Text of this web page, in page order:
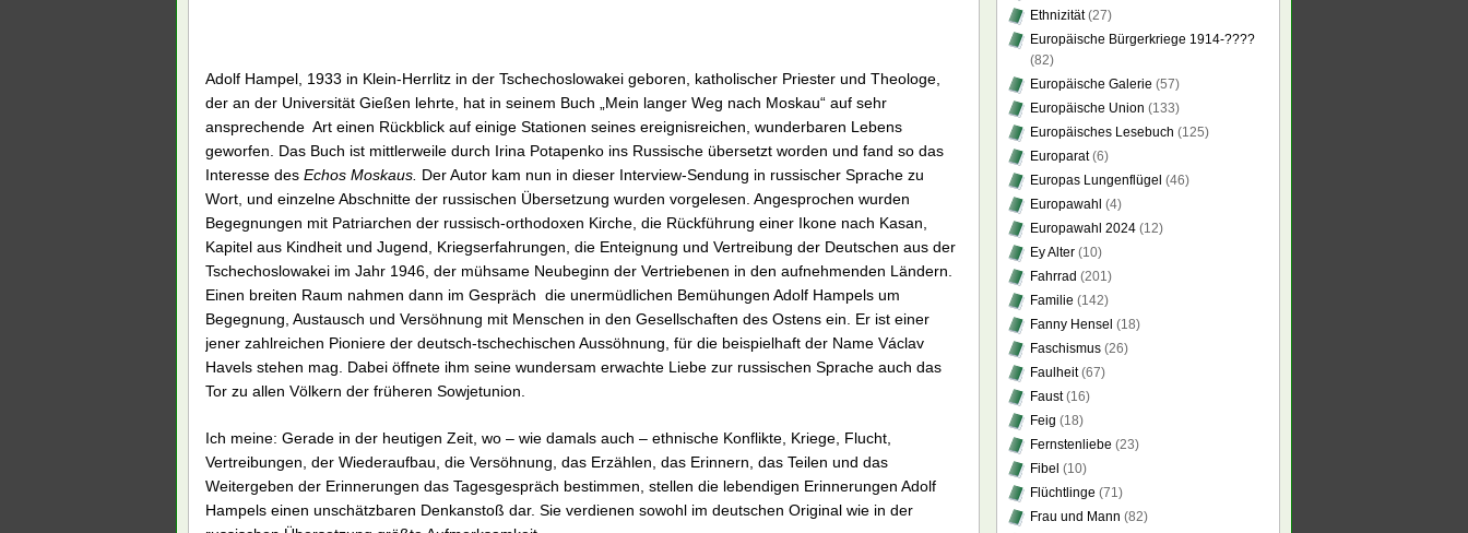
Adolf Hampel, 1933 in Klein-Herrlitz in der Tschechoslowakei geboren, katholischer Priester und Theologe,
der an der Universität Gießen lehrte, hat in seinem Buch „Mein langer Weg nach Moskau“ auf sehr
ansprechende Art einen Rückblick auf einige Stationen seines ereignisreichen, wunderbaren Lebens
geworfen. Das Buch ist mittlerweile durch Irina Potapenko ins Russische übersetzt worden und fand so das
Interesse des Echos Moskaus. Der Autor kam nun in dieser Interview-Sendung in russischer Sprache zu
Wort, und einzelne Abschnitte der russischen Übersetzung wurden vorgelesen. Angesprochen wurden
Begegnungen mit Patriarchen der russisch-orthodoxen Kirche, die Rückführung einer Ikone nach Kasan,
Kapitel aus Kindheit und Jugend, Kriegserfahrungen, die Enteignung und Vertreibung der Deutschen aus der
Tschechoslowakei im Jahr 1946, der mühsame Neubeginn der Vertriebenen in den aufnehmenden Ländern.
Einen breiten Raum nahmen dann im Gespräch die unermüdlichen Bemühungen Adolf Hampels um
Begegnung, Austausch und Versöhnung mit Menschen in den Gesellschaften des Ostens ein. Er ist einer
jener zahlreichen Pioniere der deutsch-tschechischen Aussöhnung, für die beispielhaft der Name Václav
Havels stehen mag. Dabei öffnete ihm seine wundersam erwachte Liebe zur russischen Sprache auch das
Tor zu allen Völkern der früheren Sowjetunion.
Ich meine: Gerade in der heutigen Zeit, wo – wie damals auch – ethnische Konflikte, Kriege, Flucht,
Vertreibungen, der Wiederaufbau, die Versöhnung, das Erzählen, das Erinnern, das Teilen und das
Weitergeben der Erinnerungen das Tagesgespräch bestimmen, stellen die lebendigen Erinnerungen Adolf
Hampels einen unschätzbaren Denkanstoß dar. Sie verdienen sowohl im deutschen Original wie in der
Ethnizität(27)
Europäische Bürgerkriege 1914-????
(82)
Europäische Galerie (57)
Europäische Union (133)
Europäisches Lesebuch (125)
Europarat(6)
Europas Lungenflügel (46)
Europawahl (4)
Europawahl 2024 (12)
Ey Alter (10)
Fahrrad (201)
Familie (142)
Fanny Hensel (18)
Faschismus (26)
Faulheit(67)
Faust(16)
Feig (18)
Fernstenliebe (23)
Fibel (10)
Flüchtlinge (71)
Frau und Mann (82)